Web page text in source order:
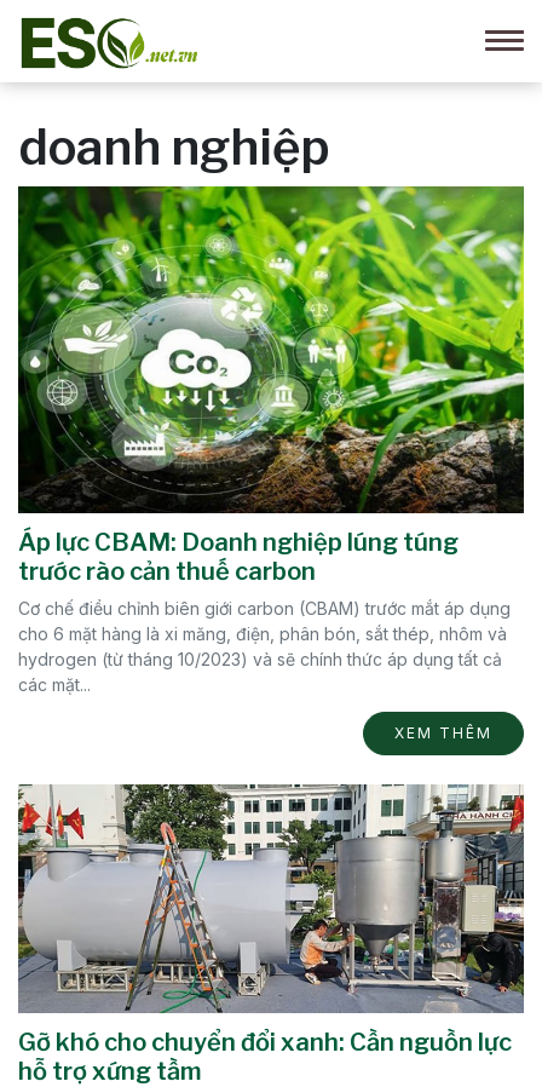
doanh nghiệp
Áp lực CBAM: Doanh nghiệp lúng túng
trước rào cản thuế carbon
Cơ chế điều chỉnh biên giới carbon (CBAM) trước mắt áp dụng
cho 6 mặt hàng là xi măng, điện, phân bón, sắt thép, nhôm và
hydrogen (từ tháng 10/2023) và sẽ chính thức áp dụng tất cả
các mặt...
XEM THÊM
Gỡ khó cho chuyển đổi xanh: Cần nguồn lực
hỗ trợ xứng tầm